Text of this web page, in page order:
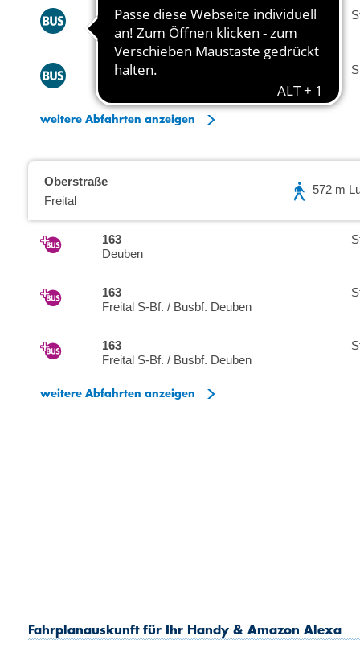
162
S-Bf. Dobritz
162
weitere Abfahrten anzeigen
Oberstraße
Freital
572 m
163
Deuben
163
Freital S-Bf. / Busbf. Deuben
163
Freital S-Bf. / Busbf. Deuben
weitere Abfahrten anzeigen
Fahrplanauskunft für Ihr Handy & Amazon Alexa